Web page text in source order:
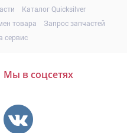
Каталог Quicksilver
товара
Запрос запчастей
сервис
Мы в соцсетях